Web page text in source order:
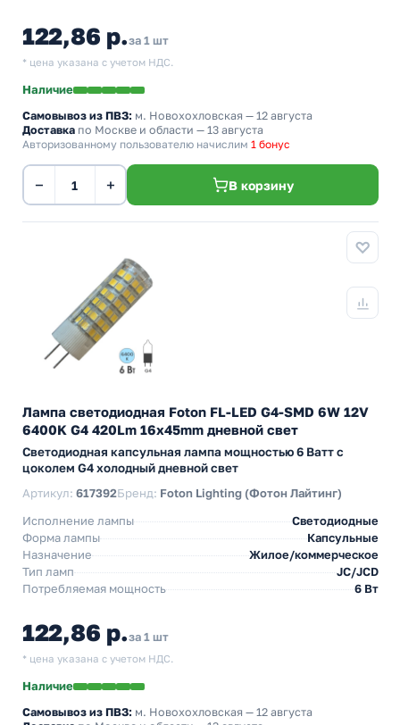
122,86 р.за 1 шт
* цена указана с учетом НДС.
Наличие
Самовывоз из ПВЗ: м. Новохохловская — 12 августа
Доставка по Москве и области — 13 августа
Авторизованному пользователю начислим 1 бонус
− + В корзину
Лампа светодиодная Foton FL-LED G4-SMD 6W 12V
6400K G4 420Lm 16x45mm дневной свет
Светодиодная капсульная лампа мощностью 6 Ватт с
цоколем G4 холодный дневной свет
Артикул: 617392Бренд: Foton Lighting (Фотон Лайтинг)
Исполнение лампы
Светодиодные
Форма лампы
Капсульные
Назначение
Жилое/коммерческое
Тип ламп
JC/JCD
Потребляемая мощность
6 Вт
122,86 р.за 1 шт
* цена указана с учетом НДС.
Наличие
Самовывоз из ПВЗ: м. Новохохловская — 12 августа